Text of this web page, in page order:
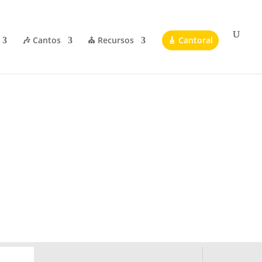
🎶 Cantos ⛪ Recursos 🎸 Cantoral